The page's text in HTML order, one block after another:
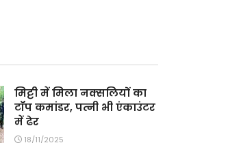
मिट्टी में मिला नक्सलियों का
टॉप कमांडर, पत्नी भी एंकाउंटर
में ढेर
18/11/2025